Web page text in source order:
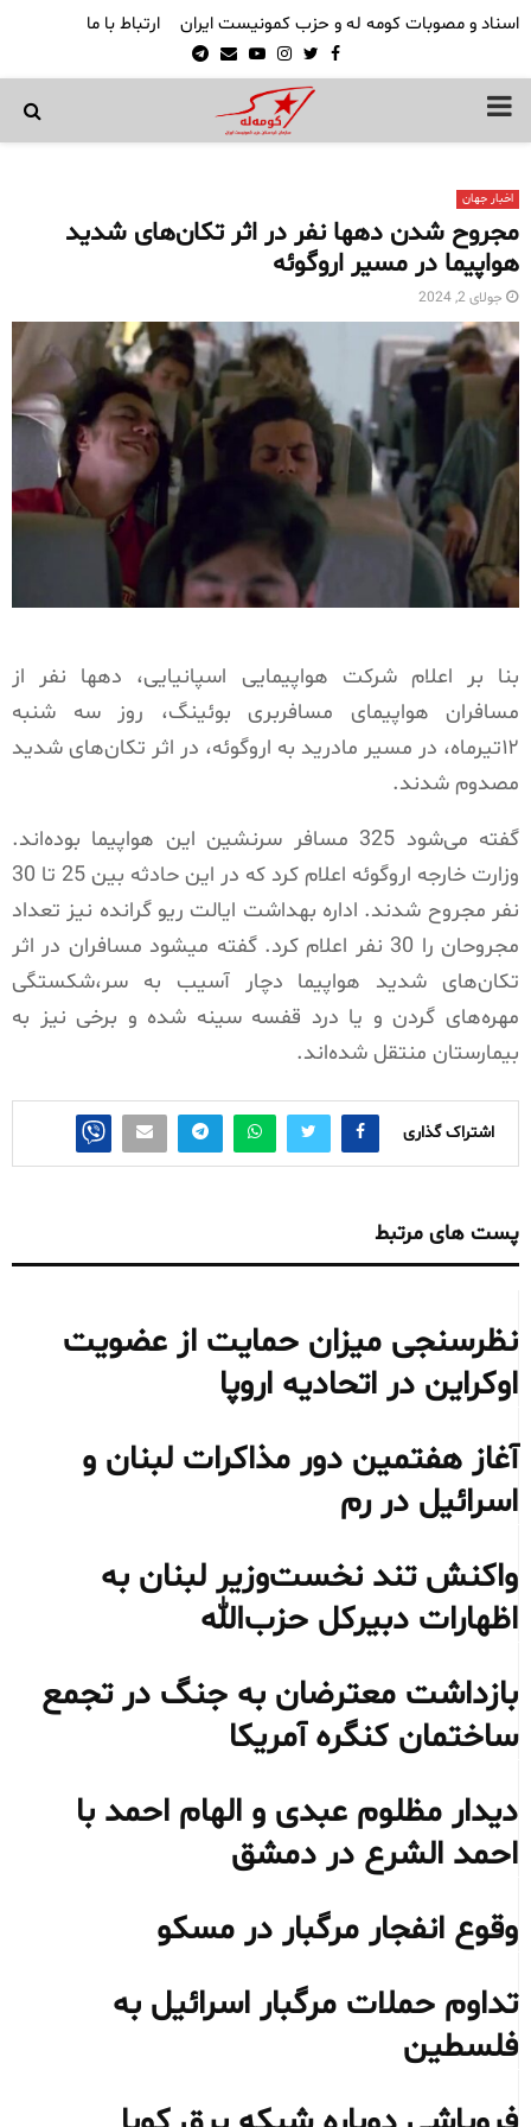
اسناد و مصوبات کومه له و حزب کمونیست ایران ارتباط با ما
Facebook
Twitter
Instagram
Youtube
Email
Telegram
PRIMARY
اخبار جهان
مجروح شدن دهها نفر در اثر تکان‌های شدید
هواپیما در مسیر اروگوئه
جولای 2, 2024
بنا بر اعلام شرکت هواپیمایی اسپانیایی، دهها نفر از
مسافران هواپیمای مسافربری بوئينگ، روز سه شنبه
۱۲تیرماه، در مسیر مادرید به اروگوئه
، در اثر تکان‌های شدید
مصدوم شدند.
گفته می‌شود 325 مسافر سرنشین این هواپیما بوده‌اند.
وزارت خارجه اروگوئه اعلام کرد که در این حادثه بین 25 تا 30
نفر مجروح شدند. اداره بهداشت ایالت ریو گرانده نیز تعداد
مجروحان را 30 نفر اعلام کرد.
گفته میشود مسافران در اثر
تکان‌های شدید هواپیما دچار آسیب به سر،شکستگی
مهره‌های گردن و یا درد قفسه سینه شده و برخی نیز به
بیمارستان منتقل شده‌اند.
اشتراک گذاری
پست های مرتبط
نظرسنجی میزان حمایت از عضویت
اوکراین در اتحادیه اروپا
آغاز هفتمین دور مذاکرات لبنان و
اسرائیل در رم
واکنش تند نخست‌وزیر لبنان به
اظهارات دبیرکل حزب‌الله
بازداشت معترضان به جنگ در تجمع
ساختمان کنگره آمریکا
دیدار مظلوم عبدی و الهام احمد با
احمد الشرع در دمشق
وقوع انفجار مرگبار در مسکو
تداوم حملات مرگبار اسرائیل به
فلسطین